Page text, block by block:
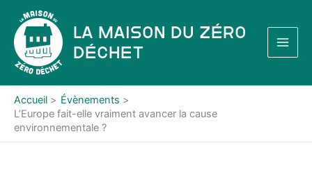
contenu
La Maison du Zéro
Déchet
Accueil
Évènements
L’Europe fait-elle vraiment avancer la cause
environnementale ?